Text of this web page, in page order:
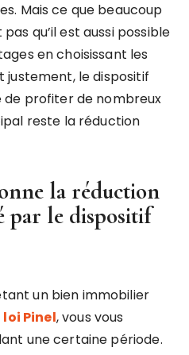
Mais ce que beaucoup
qu’il est aussi possible
en choisissant les
justement, le dispositif
profiter de nombreux
reste la réduction
la réduction
par le dispositif
un bien immobilier
loi Pinel, vous vous
une certaine période.